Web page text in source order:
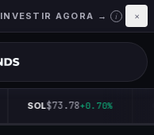
INVESTIR AGORA → i ×
SOL$73.78+0.70%